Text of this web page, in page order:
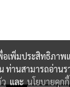
อเพิ่มประสิทธิภา
ท่านสามารถอ่านร
และ นโยบายคุกกี้